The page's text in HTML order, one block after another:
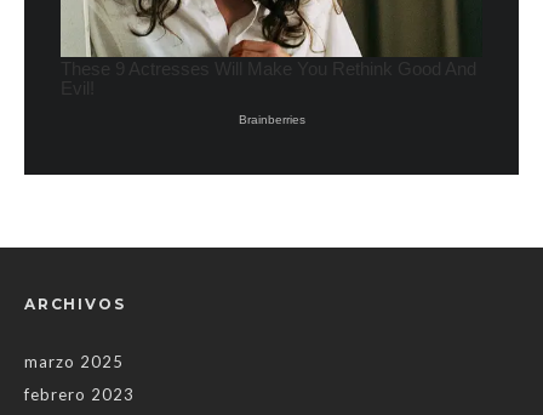
ARCHIVOS
marzo 2025
febrero 2023